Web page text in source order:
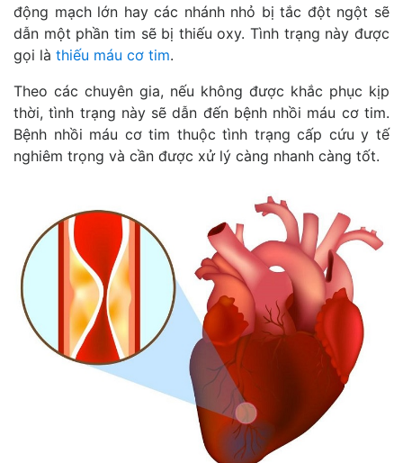
động mạch lớn hay các nhánh nhỏ bị tắc đột ngột sẽ
dẫn một phần tim sẽ bị thiếu oxy. Tình trạng này được
gọi là thiếu máu cơ tim.
Theo các chuyên gia, nếu không được khắc phục kịp
thời, tình trạng này sẽ dẫn đến bệnh nhồi máu cơ tim.
Bệnh nhồi máu cơ tim thuộc tình trạng cấp cứu y tế
nghiêm trọng và cần được xử lý càng nhanh càng tốt.